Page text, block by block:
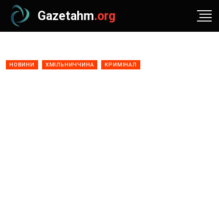
Gazetahm.org
НОВИНИ ХМІЛЬНИЧЧИНА КРИМІНАЛ